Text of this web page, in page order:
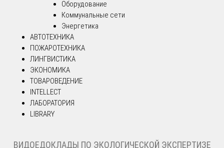
Оборудование
Коммунальные сети
Энергетика
АВТОТЕХНИКА
ПОЖАРОТЕХНИКА
ЛИНГВИСТИКА
ЭКОНОМИКА
ТОВАРОВЕДЕНИЕ
INTELLECT
ЛАБОРАТОРИЯ
LIBRARY
ВИДОЕДОКЛАДЫ ПО ЭКОЛОГИЧЕСКОЙ ЭКСПЕРТИЗЕ